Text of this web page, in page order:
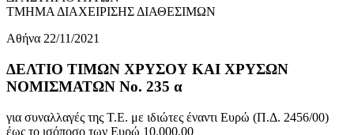
ΤΜΗΜΑ ΔΙΑΧΕΙΡΙΣΗΣ ΔΙΑΘΕΣΙΜΩΝ
Αθήνα 22/11/2021
ΔΕΛΤΙΟ ΤΙΜΩΝ ΧΡΥΣΟΥ ΚΑΙ ΧΡΥΣΩΝ
ΝΟΜΙΣΜΑΤΩΝ No. 235 α
για συναλλαγές της Τ.Ε. με ιδιώτες έναντι Ευρώ (Π.Δ. 2456/00)
έως το ισόποσο των Ευρώ 10.000,00